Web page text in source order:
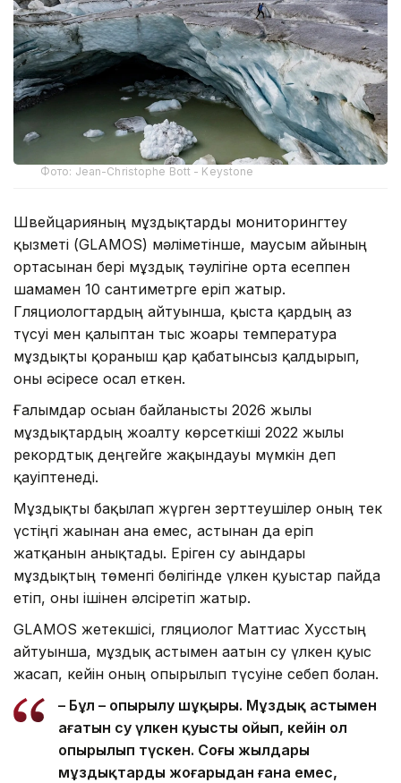
Фото: Jean-Christophe Bott - Keystone
Швейцарияның мұздықтарды мониторингтеу
қызметі (GLAMOS) мәліметінше, маусым айының
ортасынан бері мұздық тәулігіне орта есеппен
шамамен 10 сантиметрге еріп жатыр.
Гляциологтардың айтуынша, қыста қардың аз
түсуі мен қалыптан тыс жоғары температура
мұздықты қорғаныш қар қабатынсыз қалдырып,
оны әсіресе осал еткен.
Ғалымдар осыған байланысты 2026 жылы
мұздықтардың жоғалту көрсеткіші 2022 жылғы
рекордтық деңгейге жақындауы мүмкін деп
қауіптенеді.
Мұздықты бақылап жүрген зерттеушілер оның тек
үстіңгі жағынан ғана емес, астынан да еріп
жатқанын анықтады. Еріген су ағындары
мұздықтың төменгі бөлігінде үлкен қуыстар пайда
етіп, оны ішінен әлсіретіп жатыр.
GLAMOS жетекшісі, гляциолог Маттиас Хусстың
айтуынша, мұздық астымен ағатын су үлкен қуыс
жасап, кейін оның опырылып түсуіне себеп болған.
– Бұл – опырылу шұңқыры. Мұздық астымен
ағатын су үлкен қуысты ойып, кейін ол
опырылып түскен. Соңғы жылдары
мұздықтардың жоғарыдан ғана емес,